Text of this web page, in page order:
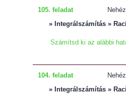
105. feladat
» Integrálszámítás »
Számítsd ki az alábbi
104. feladat
» Integrálszámítás »